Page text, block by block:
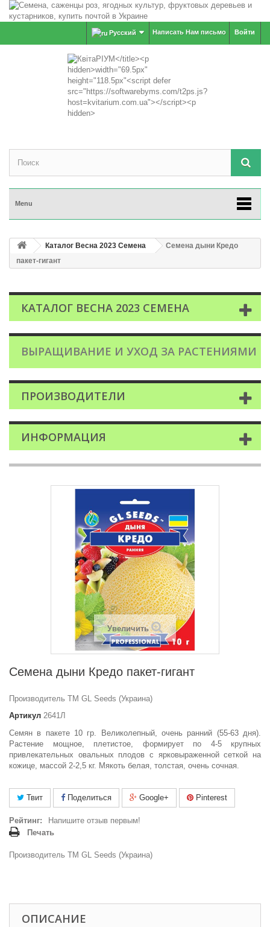
Войти
Написать Нам письмо
Русский
Menu
Каталог Весна 2023 Семена
Семена дыни Кредо
пакет-гигант
КАТАЛОГ ВЕСНА 2023 СЕМЕНА
ВЫРАЩИВАНИЕ И УХОД ЗА РАСТЕНИЯМИ
ПРОИЗВОДИТЕЛИ
ИНФОРМАЦИЯ
Увеличить
Семена дыни Кредо пакет-гигант
Производитель ТМ GL Seeds (Украина)
Артикул 2641Л
Семян в пакете 10 гр.
Великолепный, очень ранний (55-63 дня).
Растение мощное, плетистое, формирует по 4-5 крупных
привлекательных овальных плодов с ярковыраженной сеткой на
кожице, массой 2-2,5 кг. Мякоть белая, толстая, очень сочная.
Твит Поделиться Google+ Pinterest
Рейтинг:
Напишите отзыв первым!
Печать
Производитель ТМ GL Seeds (Украина)
ОПИСАНИЕ